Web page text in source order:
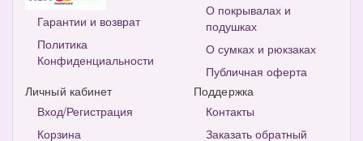
Гарантии и возврат
Политика
Конфиденциальности
О покрывалах и
подушках
О сумках и рюкзаках
Публичная оферта
Личный кабинет
Вход/Регистрация
Корзина
Поддержка
Контакты
Заказать обратный